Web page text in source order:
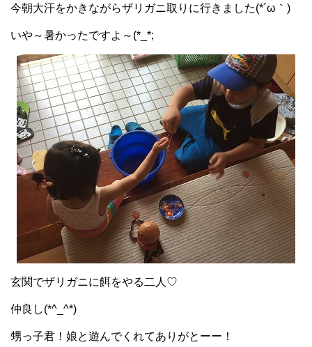
今朝大汗をかきながらザリガニ取りに行きました(*´ω｀)
いや～暑かったですよ～(*_*;
玄関でザリガニに餌をやる二人♡
仲良し(*^_^*)
甥っ子君！娘と遊んでくれてありがとーー！